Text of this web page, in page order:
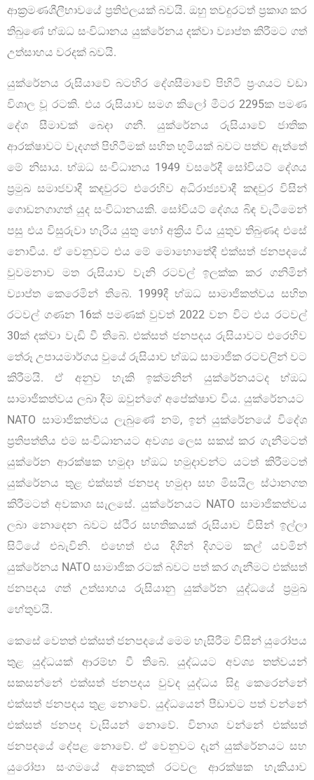
ආක්‍රමණශීලීභාවයේ ප්‍රතිඵලයක් බවයි. ඔහු තවදුරටත් ප්‍රකාශ කර
තිබුණේ භ්ඔධ සංවිධානය යුක්රේනය දක්වා ව්‍යාප්ත කිරීමට ගත්
උත්සාහය වරදක් බවයි.
යුක්රේනය රුසියාවේ බටහිර දේශසීමාවේ පිහිටි ප්‍රංශයට වඩා
විශාල වූ රටකි. එය රුසියාව සමග කිලෝ මීටර 2295ක පමණ
දේශ සීමාවක් බෙදා ගනී. යුක්රේනය රුසියාවේ ජාතික
ආරක්ෂාවට වැදගත් පිහිටීමක් සහිත භූමියක් බවට පත්ව ඇත්තේ
මේ නිසාය. භ්ඔධ සංවිධානය 1949 වසරේදී සෝවියට් දේශය
ප්‍රමුඛ සමාජවාදී කඳවුරට එරෙහිව අධිරාජ්‍යවාදී කඳවුර විසින්
ගොඩනගාගත් යුද සංවිධානයකි. සෝවියට් දේශය බිඳ වැටීමෙන්
පසු එය විසුරුවා හැරිය යුතු හෝ අක්‍රිය විය යුතුව තිබුණද එසේ
නොවීය. ඒ වෙනුවට එය මේ මොහොතේදී එක්සත් ජනපදයේ
වුවමනාව මත රුසියාව වැනි රටවල් ඉලක්ක කර ගනිමින්
ව්‍යාප්ත කෙරෙමින් තිබේ. 1999දී භ්ඔධ සාමාජිකත්වය සහිත
රටවල් ගණන 16ක් පමණක් වුවත් 2022 වන විට එය රටවල්
30ක් දක්වා වැඩි වී තිබේ. එක්සත් ජනපදය රුසියාවට එරෙහිව
තේරූ උපායමාර්ගය වුයේ රුසියාව භ්ඔධ සාමාජික රටවලින් වට
කිරීමයි. ඒ අනුව හැකි ඉක්මනින් යුක්රේනයටද භ්ඔධ
සාමාජිකත්වය ලබා දීම ඔවුන්ගේ අපේක්ෂාව විය. යුක්රේනයට
NATO සාමාජිකත්වය ලැබුණේ නම්, ඉන් යුක්රේනයේ විදේශ
ප්‍රතිපත්තිය එම සංවිධානයට අවශ්‍ය ලෙස සකස් කර ගැනීමටත්
යුක්රේන ආරක්ෂක හමුදා භ්ඔධ හමුදාවන්ට යටත් කිරීමටත්
යුක්රේනය තුළ එක්සත් ජනපද හමුදා සහ මිසයිල ස්ථානගත
කිරීමටත් අවකාශ සැලසේ. යුක්රේනයට NATO සාමාජිකත්වය
ලබා නොදෙන බවට ස්ථිර සහතිකයක් රුසියාව විසින් ඉල්ලා
සිටියේ එබැවිනි. එහෙත් එය දිගින් දිගටම කල් යවමින්
යුක්රේනය NATO සාමාජික රටක් බවට පත් කර ගැනීමට එක්සත්
ජනපදය ගත් උත්සාහය රුසියානු යුක්රේන යුද්ධයේ ප්‍රමුඛ
හේතුවයි.
කෙසේ වෙතත් එක්සත් ජනපදයේ මෙම හැසිරීම විසින් යුරෝපය
තුළ යුද්ධයක් ආරම්භ වී තිබේ. යුද්ධයට අවශ්‍ය තත්වයන්
සකසන්නේ එක්සත් ජනපදය වුවද යුද්ධය සිදු කෙරෙන්නේ
එක්සත් ජනපදය තුළ නොවේ. යුද්ධයෙන් පීඩාවට පත් වන්නේ
එක්සත් ජනපද වැසියන් නොවේ. විනාශ වන්නේ එක්සත්
ජනපදයේ දේපළ නොවේ. ඒ වෙනුවට දැන් යුක්රේනයට සහ
යුරෝපා සංගමයේ අනෙකුත් රටවල ආරක්ෂක හැකියාව